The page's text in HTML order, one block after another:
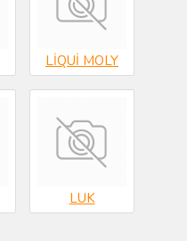
LİQUİ MOLY
LUK